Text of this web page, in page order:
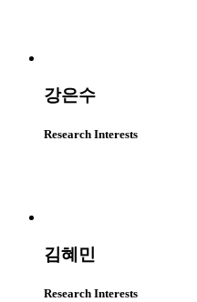
강은수
Research Interests
김혜민
Research Interests